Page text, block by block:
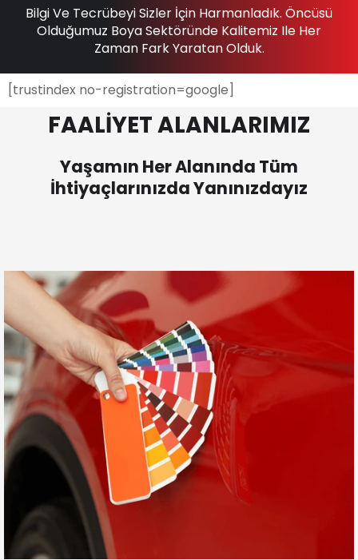
Bilgi Ve Tecrübeyi Sizler İçin Harmanladık. Öncüsü
Olduğumuz Boya Sektöründe Kalitemiz Ile Her
Zaman Fark Yaratan Olduk.
[trustindex no-registration=google]
FAALİYET ALANLARIMIZ
Yaşamın Her Alanında Tüm
İhtiyaçlarınızda Yanınızdayız